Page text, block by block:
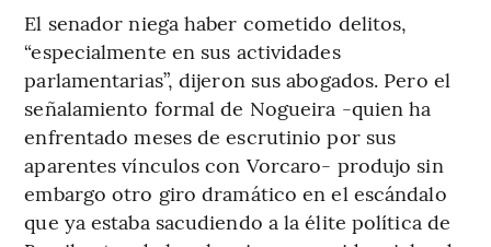
El senador niega haber cometido delitos,
“especialmente en sus actividades
parlamentarias”, dijeron sus abogados. Pero el
señalamiento formal de Nogueira -quien ha
enfrentado meses de escrutinio por sus
aparentes vínculos con Vorcaro- produjo sin
embargo otro giro dramático en el escándalo
que ya estaba sacudiendo a la élite política de